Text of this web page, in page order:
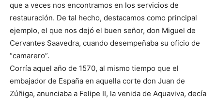
que a veces nos encontramos en los servicios de
restauración. De tal hecho, destacamos como principal
ejemplo, el que nos dejó el buen señor, don Miguel de
Cervantes Saavedra, cuando desempeñaba su oficio de
“camarero”.
Corría aquel año de 1570, al mismo tiempo que el
embajador de España en aquella corte don Juan de
Zúñiga, anunciaba a Felipe II, la venida de Aquaviva, decía